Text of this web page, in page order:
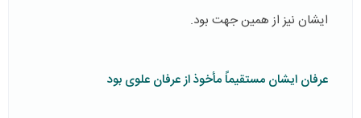
ایشان نیز از همین جهت بود.
عرفان ایشان مستقیماً مأخوذ از عرفان علوى بود